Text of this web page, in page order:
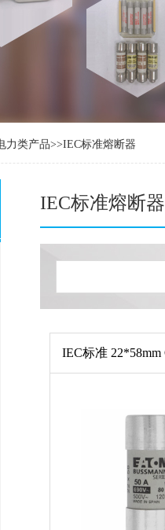
力类产品>>IEC标准熔断器
IEC标准熔断器